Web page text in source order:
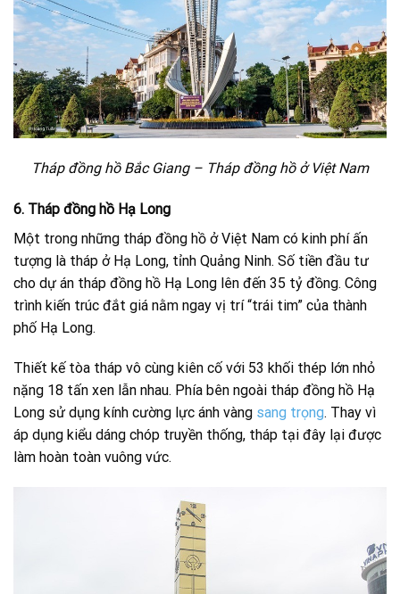
Tháp đồng hồ Bắc Giang – Tháp đồng hồ ở Việt Nam
6. Tháp đồng hồ Hạ Long
Một trong những tháp đồng hồ ở Việt Nam có kinh phí ấn
tượng là tháp ở Hạ Long, tỉnh Quảng Ninh. Số tiền đầu tư
cho dự án tháp đồng hồ Hạ Long lên đến 35 tỷ đồng. Công
trình kiến trúc đắt giá nằm ngay vị trí “trái tim” của thành
phố Hạ Long.
Thiết kế tòa tháp vô cùng kiên cố với 53 khối thép lớn nhỏ
nặng 18 tấn xen lẫn nhau. Phía bên ngoài tháp đồng hồ Hạ
Long sử dụng kính cường lực ánh vàng sang trọng. Thay vì
áp dụng kiểu dáng chóp truyền thống, tháp tại đây lại được
làm hoàn toàn vuông vức.